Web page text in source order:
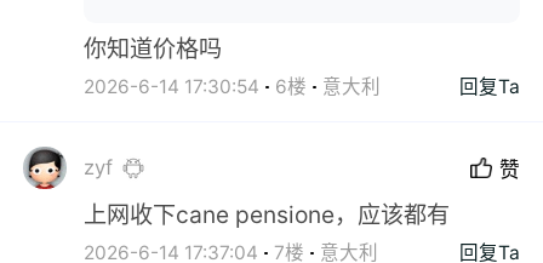
你知道价格吗
2026-6-14 17:30:54 6楼 意大利 回复Ta
zyf 赞
上网收下cane pensione，应该都有
2026-6-14 17:37:04 7楼 意大利 回复Ta